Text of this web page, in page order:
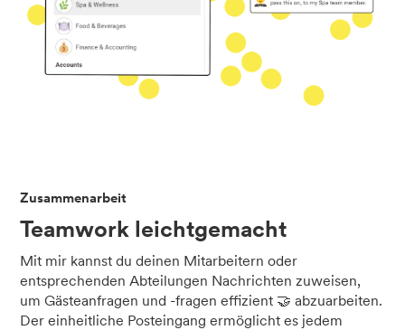
Zusammenarbeit
Teamwork leichtgemacht
Mit mir kannst du deinen Mitarbeitern oder
entsprechenden Abteilungen Nachrichten zuweisen,
um Gästeanfragen und -fragen effizient 🤝 abzuarbeiten.
Der einheitliche Posteingang ermöglicht es jedem